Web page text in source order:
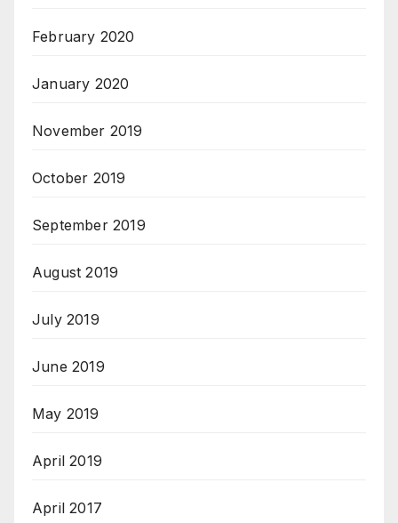
February 2020
January 2020
November 2019
October 2019
September 2019
August 2019
July 2019
June 2019
May 2019
April 2019
April 2017